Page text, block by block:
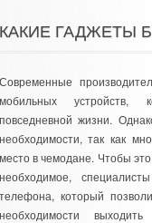
ГАДЖЕТЫ
жизни.
так как
в чемодане. Чтобы
который